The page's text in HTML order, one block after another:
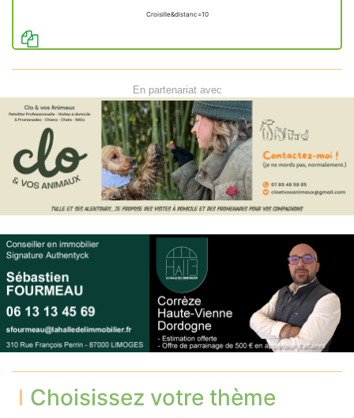
Croisille&distanc=10
En partenariat avec
Choisissez votre thème